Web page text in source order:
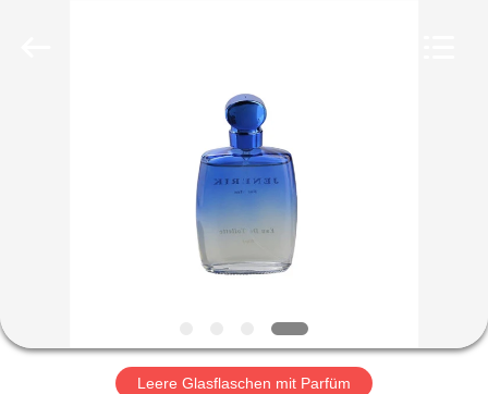
VR-
SHOW
Leere Glasflaschen mit Parfüm